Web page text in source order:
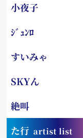
小夜子
ｼﾞｭﾝﾛ
すいみゃ
SKYん
絶叫
た行 artist list